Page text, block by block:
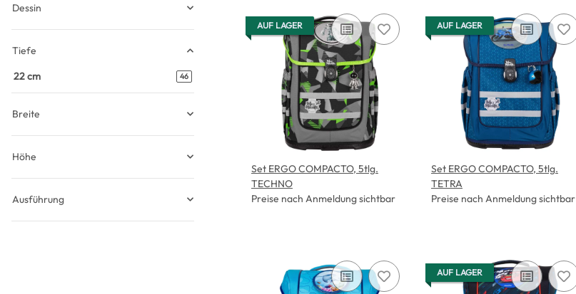
AUF LAGER
Set ERGO COMPACTO, 5tlg.
TECHNO
Preise nach Anmeldung sichtbar
AUF LAGER
Set ERGO COMPACTO, 5tlg.
TETRA
Preise nach Anmeldung sichtbar
AUF LAGER
Dessin
Tiefe
22 cm
46Artikel gefunden
Breite
Höhe
Ausführung